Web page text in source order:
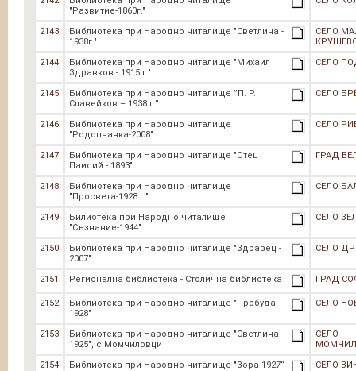
"Развитие-1860г."
2143
Библиотека при Народно читалище "Светлина -
1938г."
СЕЛО
2144
Библиотека при Народно читалище "Михаил
Здравков - 1915 г."
СЕЛО
2145
Библиотека при Народно читалище ”П. Р.
Славейков – 1938 г.”
СЕЛО
2146
Библиотека при Народно читалище
"Родопчанка-2008"
СЕЛО
2147
Библиотека при Народно читалище "Отец
Паисий - 1893"
ГРАД
2148
Библиотека при Народно читалище
"Просвета-1928 г."
СЕЛО
2149
Билиотека при Народно читалище
"Съзнание-1944"
СЕЛО
2150
Библиотека при Народно читалище "Здравец -
2007"
СЕЛО
2151 Регионална библиотека - Столична библиотека ГРАД
2152
Библиотека при Народно читалище "Пробуда
1928"
СЕЛО
2153
Библиотека при Народно читалище "Светлина
1925", с.Момчиловци
СЕЛО
2154
Библиотека при Народно читалище "Зора-1927“ СЕЛО